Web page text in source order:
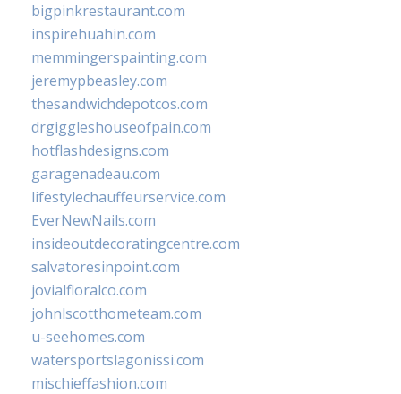
bigpinkrestaurant.com
inspirehuahin.com
memmingerspainting.com
jeremypbeasley.com
thesandwichdepotcos.com
drgiggleshouseofpain.com
hotflashdesigns.com
garagenadeau.com
lifestylechauffeurservice.com
EverNewNails.com
insideoutdecoratingcentre.com
salvatoresinpoint.com
jovialfloralco.com
johnlscotthometeam.com
u-seehomes.com
watersportslagonissi.com
mischieffashion.com